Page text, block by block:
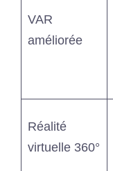
VAR
améliorée
Réalité
virtuelle 360°